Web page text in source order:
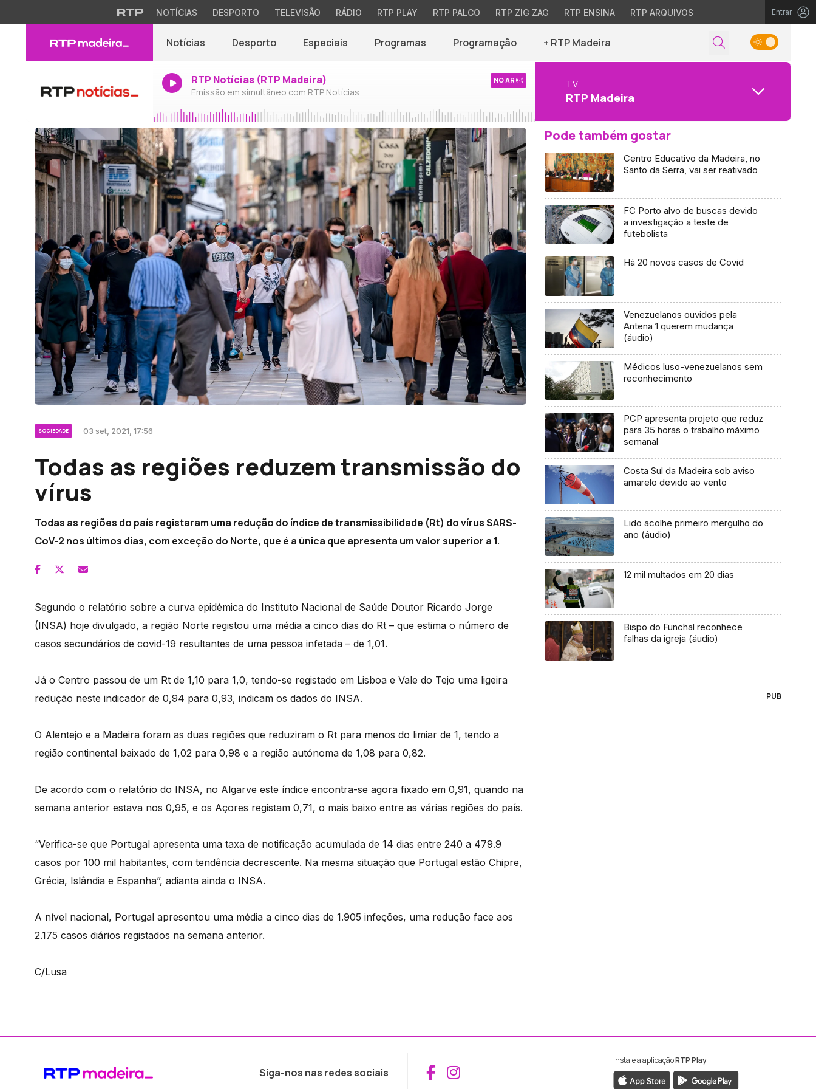
NOTÍCIAS DESPORTO TELEVISÃO RÁDIO RTP PLAY RTP PALCO RTP ZIG ZAG RTP ENSINA RTP ARQUIVOS Entrar
Notícias Desporto Especiais Programas Programação + RTP Madeira
RTP Notícias (RTP Madeira)
Emissão em simultâneo com RTP Notícias
NO AR TV
RTP Madeira
SOCIEDADE 03 set, 2021, 17:56
Todas as regiões reduzem transmissão do
vírus
Todas as regiões do país registaram uma redução do índice de transmissibilidade (Rt) do vírus SARS-
CoV-2 nos últimos dias, com exceção do Norte, que é a única que apresenta um valor superior a 1.
Segundo o relatório sobre a curva epidémica do Instituto Nacional de Saúde Doutor Ricardo Jorge
(INSA) hoje divulgado, a região Norte registou uma média a cinco dias do Rt – que estima o número de
casos secundários de covid-19 resultantes de uma pessoa infetada – de 1,01.
Já o Centro passou de um Rt de 1,10 para 1,0, tendo-se registado em Lisboa e Vale do Tejo uma ligeira
redução neste indicador de 0,94 para 0,93, indicam os dados do INSA.
O Alentejo e a Madeira foram as duas regiões que reduziram o Rt para menos do limiar de 1, tendo a
região continental baixado de 1,02 para 0,98 e a região autónoma de 1,08 para 0,82.
De acordo com o relatório do INSA, no Algarve este índice encontra-se agora fixado em 0,91, quando na
semana anterior estava nos 0,95, e os Açores registam 0,71, o mais baixo entre as várias regiões do país.
“Verifica-se que Portugal apresenta uma taxa de notificação acumulada de 14 dias entre 240 a 479.9
casos por 100 mil habitantes, com tendência decrescente. Na mesma situação que Portugal estão Chipre,
Grécia, Islândia e Espanha”, adianta ainda o INSA.
A nível nacional, Portugal apresentou uma média a cinco dias de 1.905 infeções, uma redução face aos
2.175 casos diários registados na semana anterior.
C/Lusa
Pode também gostar
Centro Educativo da Madeira, no
Santo da Serra, vai ser reativado
FC Porto alvo de buscas devido
a investigação a teste de
futebolista
Há 20 novos casos de Covid
Venezuelanos ouvidos pela
Antena 1 querem mudança
(áudio)
Médicos luso-venezuelanos sem
reconhecimento
PCP apresenta projeto que reduz
para 35 horas o trabalho máximo
semanal
Costa Sul da Madeira sob aviso
amarelo devido ao vento
Lido acolhe primeiro mergulho do
ano (áudio)
12 mil multados em 20 dias
Bispo do Funchal reconhece
falhas da igreja (áudio)
PUB
Siga-nos nas redes sociais Aceder ao Facebook da RTP Madeira
Aceder ao Instagram da RTP Madeira
Instale a aplicaçãoRTP Play